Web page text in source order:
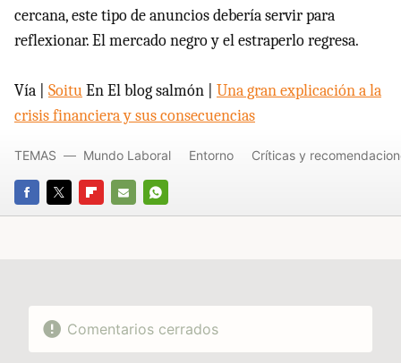
cercana, este tipo de anuncios debería servir para
reflexionar. El mercado negro y el estraperlo regresa.
Vía | SoituEn El blog salmón | Una gran explicación a la
crisis financiera y sus consecuencias
FACEBOOK
TWITTERFLIPBOARD
E-
WHATSAPP
TEMAS Mundo Laboral Entorno Críticas y
Comentarios cerrados